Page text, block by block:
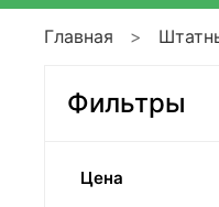
Главная
Фильтры
Цена